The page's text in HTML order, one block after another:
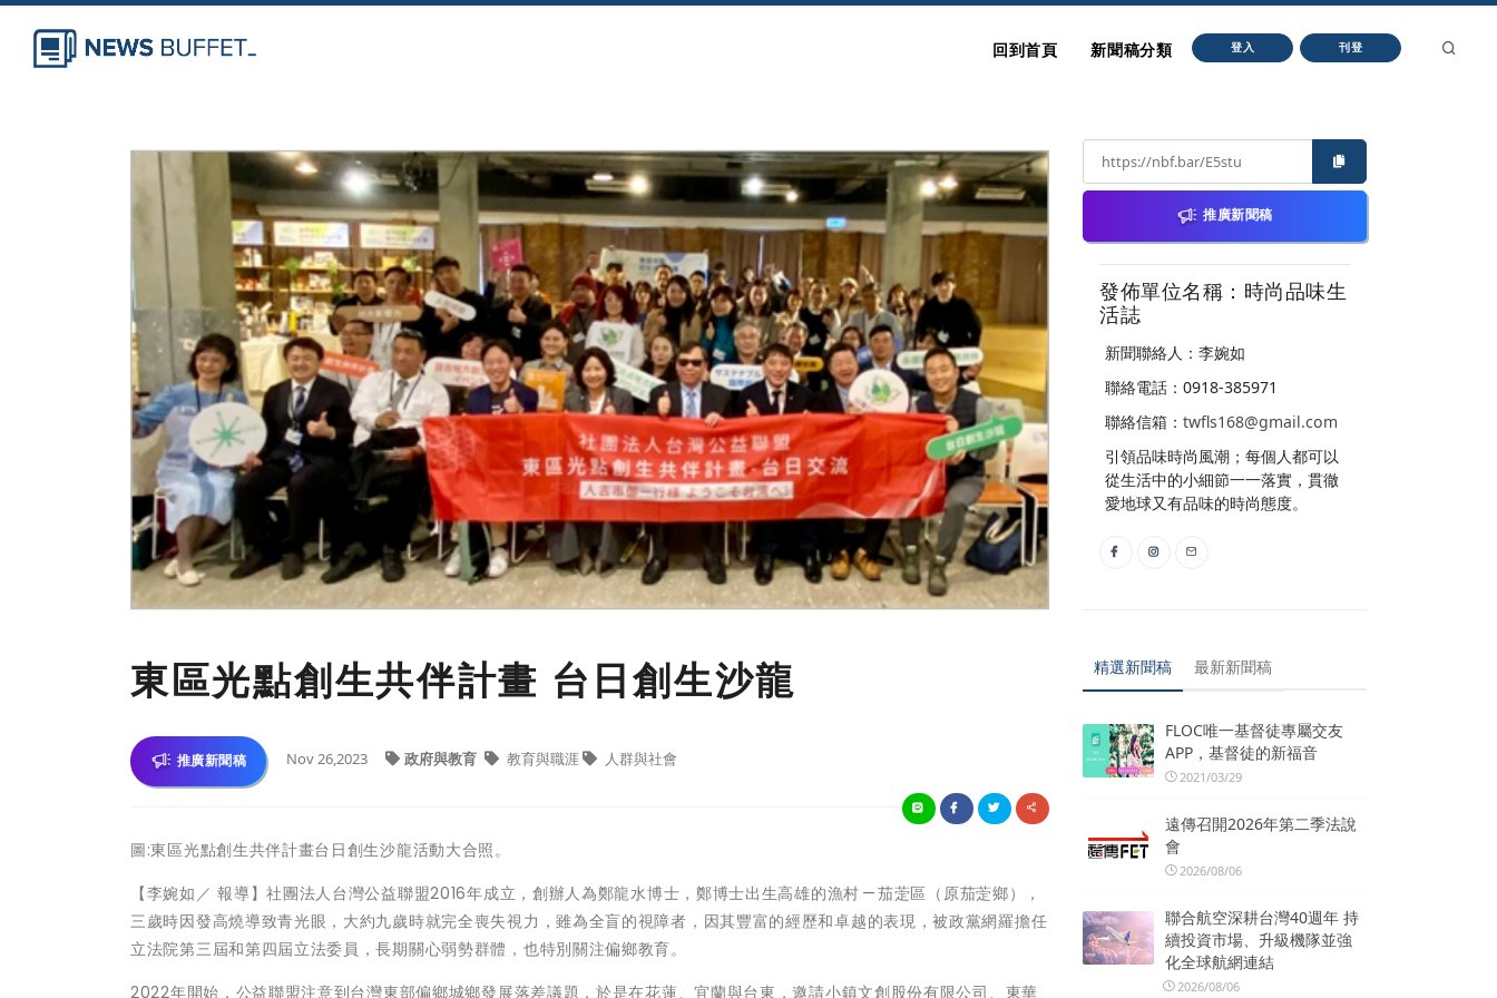
回到首頁 新聞稿分類 登入 刊登
東區光點創生共伴計畫 台日創生沙龍
推廣新聞稿 Nov 26,2023 政府與教育 教育與職涯 人群與社會
圖:東區光點創生共伴計畫台日創生沙龍活動大合照。
【李婉如／ 報導】社團法人台灣公益聯盟2016年成立，創辦人為鄭龍水博士，鄭博士出生高雄的漁村 — 茄萣區（原茄萣鄉），
三歲時因發高燒導致青光眼，大約九歲時就完全喪失視力，雖為全盲的視障者，因其豐富的經歷和卓越的表現，被政黨網羅擔任
立法院第三屆和第四屆立法委員，長期關心弱勢群體，也特別關注偏鄉教育。
2022年開始，公益聯盟注意到台灣東部偏鄉城鄉發展落差議題，於是在花蓮、宜蘭與台東，邀請小鎮文創股份有限公司、東華
推廣新聞稿
發佈單位名稱：時尚品味生
活誌
新聞聯絡人：李婉如
聯絡電話：0918-385971
聯絡信箱： twfls168@gmail.com
引領品味時尚風潮；每個人都可以
從生活中的小細節一一落實，貫徹
愛地球又有品味的時尚態度。
精選新聞稿 最新新聞稿
FLOC唯一基督徒專屬交友
APP，基督徒的新福音
2021/03/29
遠傳召開2026年第二季法說
會
2026/08/06
聯合航空深耕台灣40週年 持
續投資市場、升級機隊並強
化全球航網連結
2026/08/06